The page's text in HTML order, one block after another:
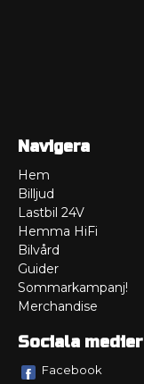
Navigera
Hem
Billjud
Lastbil 24V
Hemma HiFi
Bilvård
Guider
Sommarkampanj!
Merchandise
Sociala medier
Facebook